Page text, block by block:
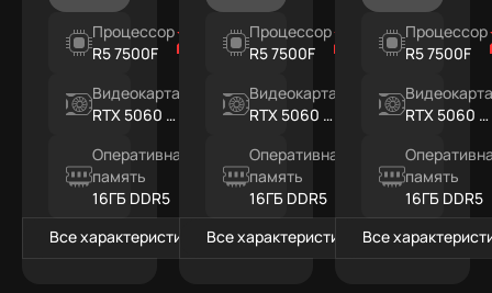
Процессор
R5 7500F
Видеокарта
RTX 5060 Ti
Оперативная
память
16ГБ DDR5
Все характеристики
Процессор
R5 7500F
Видеокарта
RTX 5060 Ti
Оперативная
память
16ГБ DDR5
Все характеристики
Процессор
R5 7500F
RTX 5060 Ti
память
16ГБ DDR5
Все